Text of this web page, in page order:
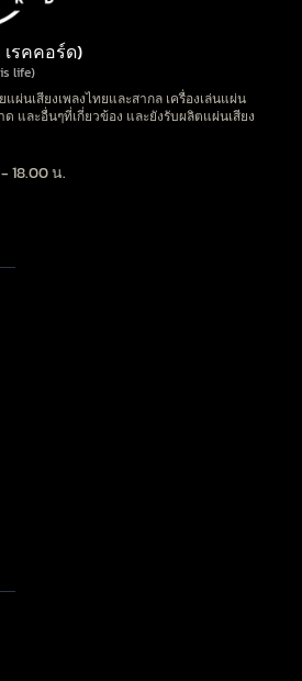
เรคคอร์ด)
life)
ผ่นเสียงเพลงไทยและสากล เครื่องเล่นแผ่น
และอื่นๆที่เกี่ยวข้อง และยังรับผลิตแผ่นเสียง
18.00 น.